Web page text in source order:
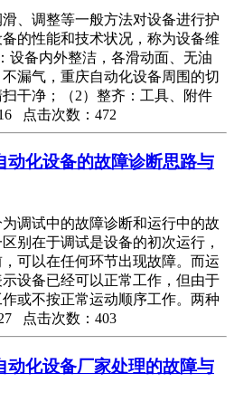
、调整等一般方法对设备进行护
的性能和技术状况，称为设备维
设备内外整洁，各滑动面、无油
漏气，重庆自动化设备周围的切
干净；（2）整齐：工具、附件
点击次数：472
动化设备的故障诊断思路与
调试中的故障诊断和运行中的故
别在于调试是设备的初次运行，
可以在任何环节出现故障。而运
设备已经可以正常工作，但由于
或不按正常运动顺序工作。两种
点击次数：403
动化设备厂家处理的故障与